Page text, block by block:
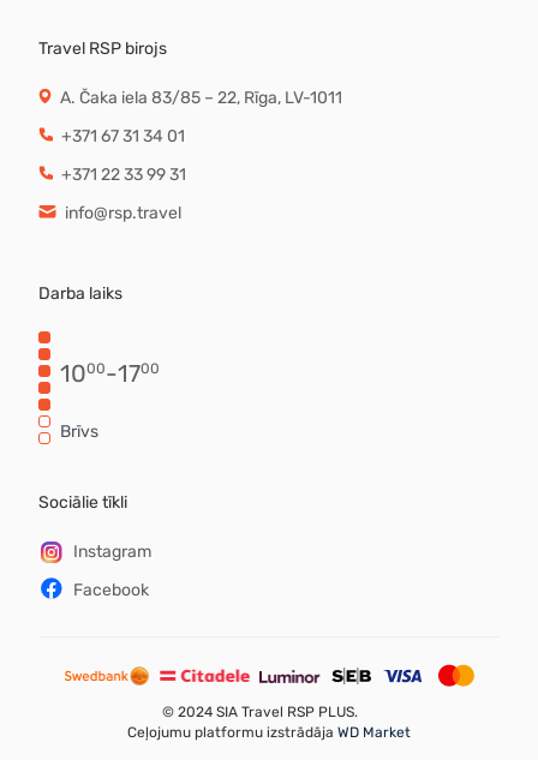
Travel RSP birojs
A. Čaka iela 83/85 – 22, Rīga, LV-1011
+371 67 31 34 01
+371 22 33 99 31
info@rsp.travel
Darba laiks
1000-1700
Brīvs
Sociālie tīkli
Instagram
Facebook
© 2024 SIA Travel RSP PLUS.
Ceļojumu platformu izstrādāja WD Market